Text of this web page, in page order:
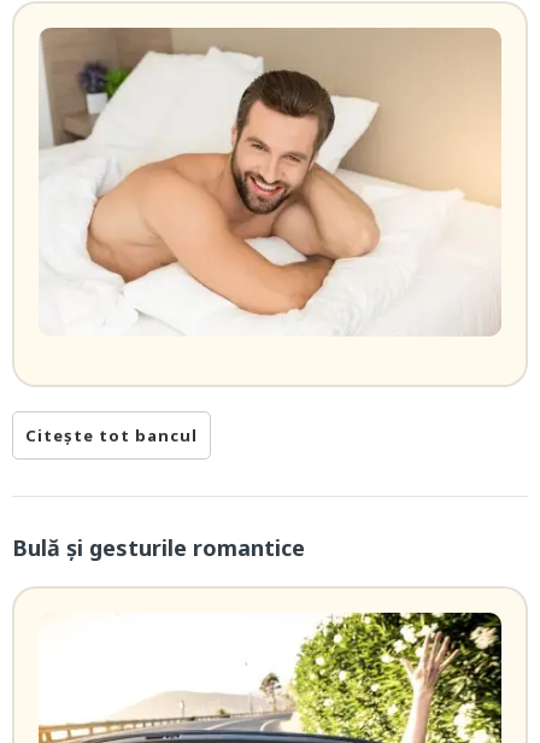
Citește tot bancul
Bulă și gesturile romantice